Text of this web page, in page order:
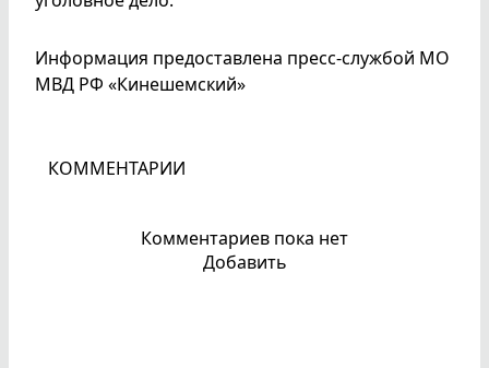
Информация предоставлена пресс-службой МО
МВД РФ «Кинешемский»
КОММЕНТАРИИ
Комментариев пока нет
Добавить